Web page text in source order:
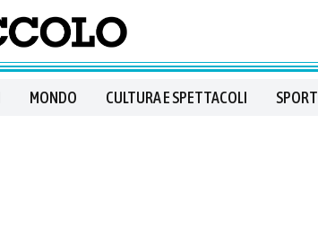
MONDO CULTURA E SPETTACOLI SPORT